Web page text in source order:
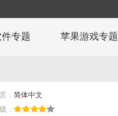
专题 苹果游戏专题
： 简体中文
：